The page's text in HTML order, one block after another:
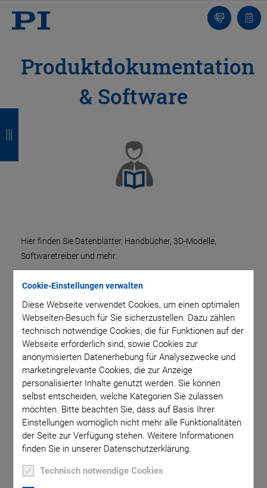
Cookie-Einstellungen verwalten
Diese Webseite verwendet Cookies, um einen optimalen
Webseiten-Besuch für Sie sicherzustellen. Dazu zählen
technisch notwendige Cookies, die für Funktionen auf der
Webseite erforderlich sind, sowie Cookies zur
anonymisierten Datenerhebung für Analysezwecke und
marketingrelevante Cookies, die zur Anzeige
personalisierter Inhalte genutzt werden. Sie können
selbst entscheiden, welche Kategorien Sie zulassen
möchten. Bitte beachten Sie, dass auf Basis Ihrer
Einstellungen womöglich nicht mehr alle Funktionalitäten
der Seite zur Verfügung stehen. Weitere Informationen
finden Sie in unserer Datenschutzerklärung.
Technisch notwendige Cookies
Kontakt
Produktdokumentation
& Software
Hier finden Sie Datenblätter, Handbücher, 3D-Modelle,
Softwaretreiber und mehr.
PI Software Suite
SOFTWAREDATEIEN
PI Software Suite C-990.CD1
3.3.0.4, 2026-07
- 2 GB